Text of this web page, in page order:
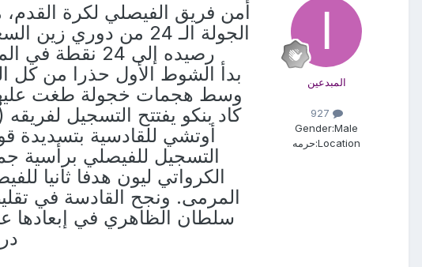
المبدعين
Gender:Male
Location: حرمه
الجولة الـ 24 من
رصيده إلى 24 نقطة في المركز العاشر، فيما رفع القادسية الذي تأزم موقفه كثيرا رصيده إلى 17 نقطة.
بدأ الشوط الأول حذرا من كل
وسط هجمات خجولة طغت
أوتشي للقادسية بتسديدة
المرمى. ونجح القادسة في